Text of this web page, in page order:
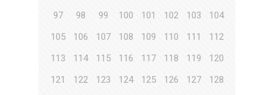
97
98 99 100 101 102 103
104
105
106 107 108 109 110 111
112
113
114 115 116 117 118 119
120
121
122 123 124 125 126 127
128